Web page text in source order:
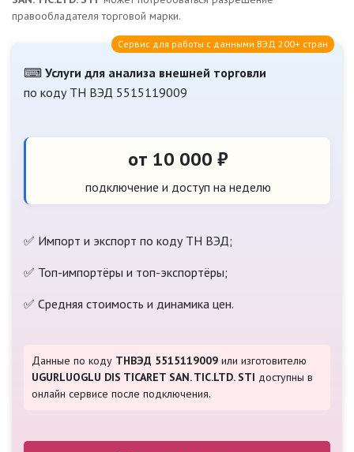
правообладателя торговой марки.
⌨ Услуги для анализа внешней торговли
по коду ТН ВЭД 5515119009
Сервис для работы с данными ВЭД 200+ стран
от 10 000 ₽
подключение и доступ на неделю
✅ Импорт и экспорт по коду ТН ВЭД;
✅ Топ-импортёры и топ-экспортёры;
✅ Средняя стоимость и динамика цен.
Данные по коду ТНВЭД 5515119009 или изготовителю
UGURLUOGLU DIS TICARET SAN. TIC.LTD. STI доступны в
онлайн сервисе после подключения.